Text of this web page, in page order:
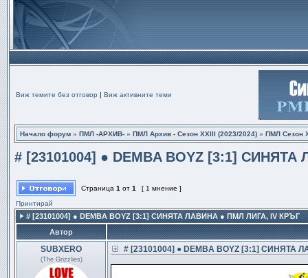
Виж темите без отговор | Виж активните теми
Начало форум » ПМЛ -АРХИВ- » ПМЛ Архив - Сезон XXIII (2023/2024) » ПМЛ Сезон
# [23101004] ● DEMBA BOYZ [3:1]
Страница 1 от 1
[ 1 мнение ]
Принтирай
# [23101004] ● DEMBA BOYZ [3:1] СИНЯТА ЛАВИНА ● ПМЛ ЛИГА, IV КРЪГ
Автор
SUBXERO
(The Grizzlies)
# [23101004] ● DEMBA BOYZ [3:1] СИНЯТА